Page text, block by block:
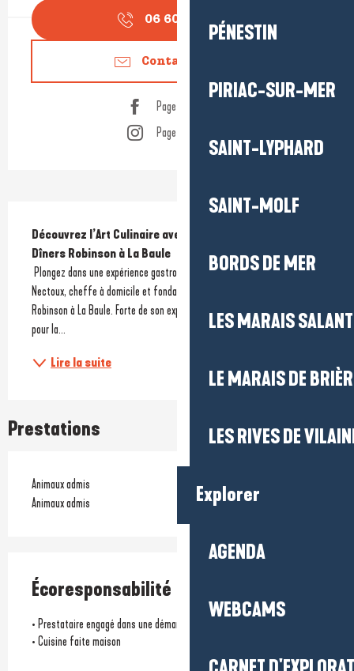
PÉNESTIN
PIRIAC-SUR-MER
SAINT-LYPHARD
SAINT-MOLF
BORDS DE MER
LES MARAIS
LE MARAIS DE
LES RIVES DE
Explorer
AGENDA
WEBCAMS
06 60 19 28▒▒
Contactez-nous
Page Facebook
Page Instagram
Description
Découvrez l’Art Culinaire avec Nathalie Nectoux et Les
Dîners Robinson à La Baule
Nectoux, cheffe à domicile et fondatrice de l’entreprise Les Dîners
Robinson à La Baule. Forte de son expertise culinaire et de sa passion
pour la...
Lire la suite
Prestations
Animaux admis
Animaux admis
Écoresponsabilité
• Prestataire engagé dans une démarche environnementale
• Cuisine faite maison